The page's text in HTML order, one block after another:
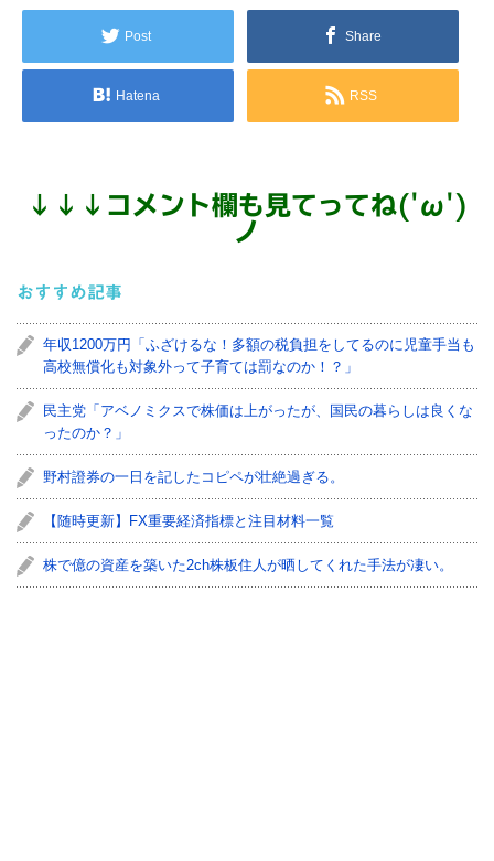
Post Share
Hatena RSS
↓ ↓ ↓ コメント欄も見てってね('ω')
ノ
おすすめ記事
年収1200万円「ふざけるな！多額の税負担をしてるのに児童手当も
高校無償化も対象外って子育ては罰なのか！？」
民主党「アベノミクスで株価は上がったが、国民の暮らしは良くな
ったのか？」
野村證券の一日を記したコピペが壮絶過ぎる。
【随時更新】FX重要経済指標と注目材料一覧
株で億の資産を築いた2ch株板住人が晒してくれた手法が凄い。